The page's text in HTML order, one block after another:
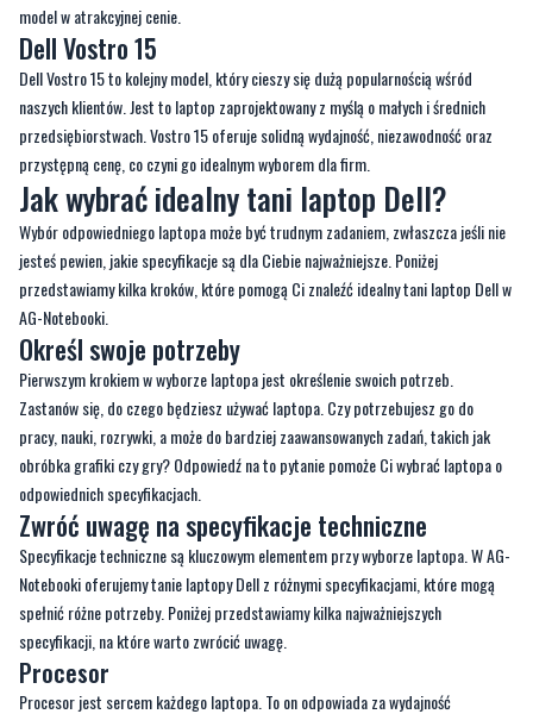
model w atrakcyjnej cenie.
Dell Vostro 15
Dell Vostro 15 to kolejny model, który cieszy się dużą popularnością wśród
naszych klientów. Jest to laptop zaprojektowany z myślą o małych i średnich
przedsiębiorstwach. Vostro 15 oferuje solidną wydajność, niezawodność oraz
przystępną cenę, co czyni go idealnym wyborem dla firm.
Jak wybrać idealny tani laptop Dell?
Wybór odpowiedniego laptopa może być trudnym zadaniem, zwłaszcza jeśli nie
jesteś pewien, jakie specyfikacje są dla Ciebie najważniejsze. Poniżej
przedstawiamy kilka kroków, które pomogą Ci znaleźć idealny tani laptop Dell w
AG-Notebooki.
Określ swoje potrzeby
Pierwszym krokiem w wyborze laptopa jest określenie swoich potrzeb.
Zastanów się, do czego będziesz używać laptopa. Czy potrzebujesz go do
pracy, nauki, rozrywki, a może do bardziej zaawansowanych zadań, takich jak
obróbka grafiki czy gry? Odpowiedź na to pytanie pomoże Ci wybrać laptopa o
odpowiednich specyfikacjach.
Zwróć uwagę na specyfikacje techniczne
Specyfikacje techniczne są kluczowym elementem przy wyborze laptopa. W AG-
Notebooki oferujemy tanie laptopy Dell z różnymi specyfikacjami, które mogą
spełnić różne potrzeby. Poniżej przedstawiamy kilka najważniejszych
specyfikacji, na które warto zwrócić uwagę.
Procesor
Procesor jest sercem każdego laptopa. To on odpowiada za wydajność